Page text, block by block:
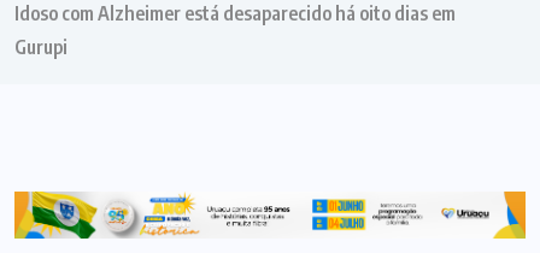
Idoso com Alzheimer está desaparecido há oito dias em
Gurupi
TOCANTINS